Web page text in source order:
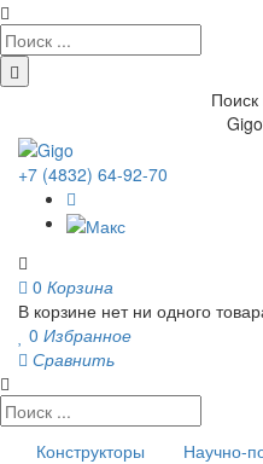
Поиск
+7 (4832) 64-92-70
0 Корзина
В корзине нет ни одного
0 Избранное
Сравнить
Конструкторы
Научно-